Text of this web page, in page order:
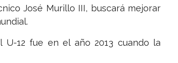
José Murillo III, buscará mejorar
12 fue en el año 2013 cuando la